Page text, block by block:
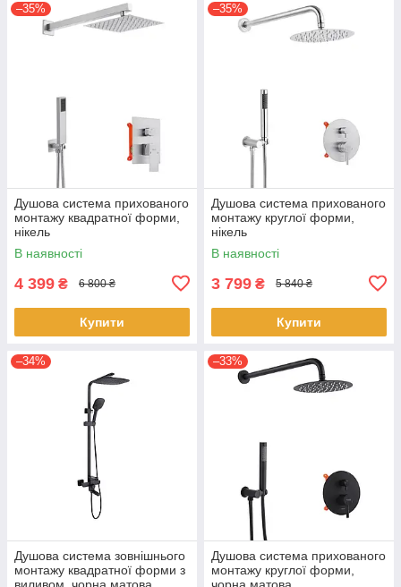
–35%
Душова система прихованого
монтажу квадратної форми,
нікель
В наявності
4 399 ₴ 6 800 ₴
Купити
–35%
Душова система прихованого
монтажу круглої форми,
нікель
В наявності
3 799 ₴ 5 840 ₴
Купити
–34%
Душова система зовнішнього
монтажу квадратної форми з
–33%
Душова система прихованого
монтажу круглої форми,